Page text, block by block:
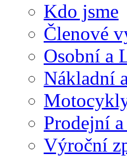
Kdo jsme
Členové
Osobní a
Nákladní
Prodejní
Výroční